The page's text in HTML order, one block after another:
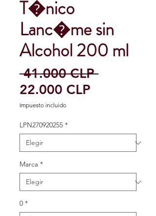
T�nico
Lanc�me sin
Alcohol 200 ml
41.000 CLP Precio
22.000 CLP
Impuesto incluido
LPN270920255 *
Marca *
0 *